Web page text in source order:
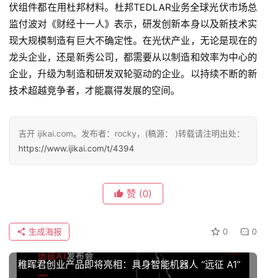
伏组件都在用杜邦材料。杜邦TEDLAR业务全球光伏市场总
监付波对《财经十一人》表示，研发创新本身以及新技术实
现大规模制造有巨大不确定性。在光伏产业，无论是现在的
龙头企业，还是新秀公司，都需要从以制造和效率为中心的
企业，升级为制造和研发双轮驱动的企业。以持续不断的新
技术超越竞争者，才能赢得发展的空间。
吉开 ijikai.com。发布者：rocky，(稿源： )转载请注明出处：
https://www.ijikai.com/t/4394
赞 (0)
0 0
生成海报
稚晖君创业产品即将亮相：具身智能机器人 “远征 A1”